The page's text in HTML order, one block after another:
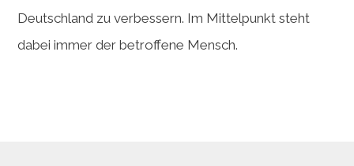
Deutschland zu verbessern. Im Mittelpunkt steht
dabei immer der betroffene Mensch.